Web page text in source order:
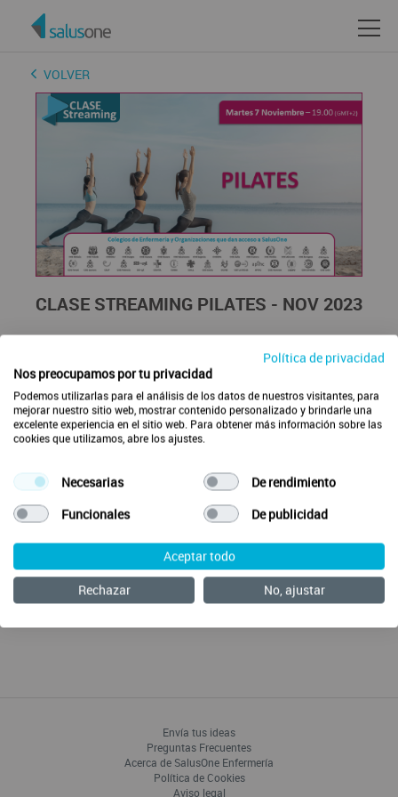
VOLVER
CLASE STREAMING PILATES - NOV 2023
En esta clase en streaming de Pilates mejorarás tu control
postural, reforzando tus músculos y mejorando tu
flexibilidad al trabajar diferentes tipos de estiramientos.
Fecha/Hora
Martes 07/11/2023
Para acceder a este webinar deberás iniciar sesión o
Ver webinar
Envía tus ideas
Preguntas Frecuentes
Acerca de SalusOne Enfermería
Política de Cookies
Aviso legal
Política de privacidad
Nos preocupamos por tu privacidad
Podemos utilizarlas para el análisis de los datos de nuestros visitantes, para
mejorar nuestro sitio web, mostrar contenido personalizado y brindarle una
excelente experiencia en el sitio web. Para obtener más información sobre las
cookies que utilizamos, abre los ajustes.
Necesarias
De rendimiento
Funcionales
De publicidad
Aceptar todo
Rechazar
No, ajustar